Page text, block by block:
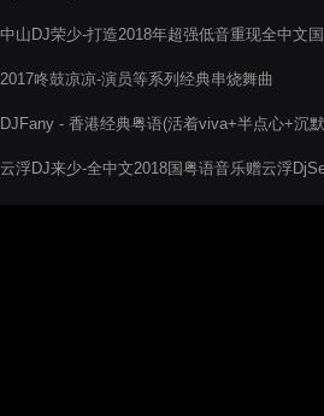
中山DJ荣少-打造2018年超强低音重现全中文
2017咚鼓凉凉-演员等系列经典串烧舞曲
DJFany - 香港经典粤语(活着viva+半点心+沉
云浮DJ来少-全中文2018国粤语音乐赠云浮